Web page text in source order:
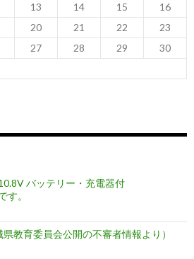
13 14 15
16
20 21 22
23
27 28 29
30
バッテリー・充電器付
す。
教育委員会公開の不審者情報より）